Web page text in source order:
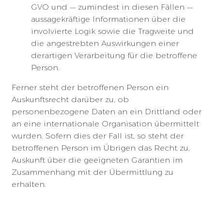
GVO und — zumindest in diesen Fällen —
aussagekräftige Informationen über die
involvierte Logik sowie die Tragweite und
die angestrebten Auswirkungen einer
derartigen Verarbeitung für die betroffene
Person.
Ferner steht der betroffenen Person ein
Auskunftsrecht darüber zu, ob
personenbezogene Daten an ein Drittland oder
an eine internationale Organisation übermittelt
wurden. Sofern dies der Fall ist, so steht der
betroffenen Person im Übrigen das Recht zu,
Auskunft über die geeigneten Garantien im
Zusammenhang mit der Übermittlung zu
erhalten.